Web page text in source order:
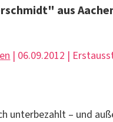
aus
| 06.09.2012 |
unterbezahlt – und